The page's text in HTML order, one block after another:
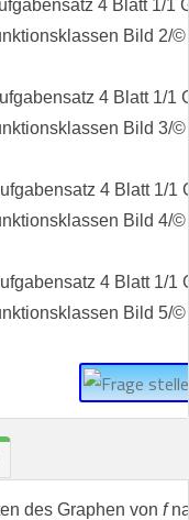
des Graphen von f